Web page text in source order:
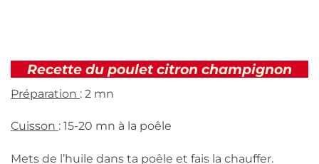
Recette du poulet citron champignon
Préparation : 2 mn
Cuisson : 15-20 mn à la poêle
Mets de l’huile dans ta poêle et fais la chauffer.